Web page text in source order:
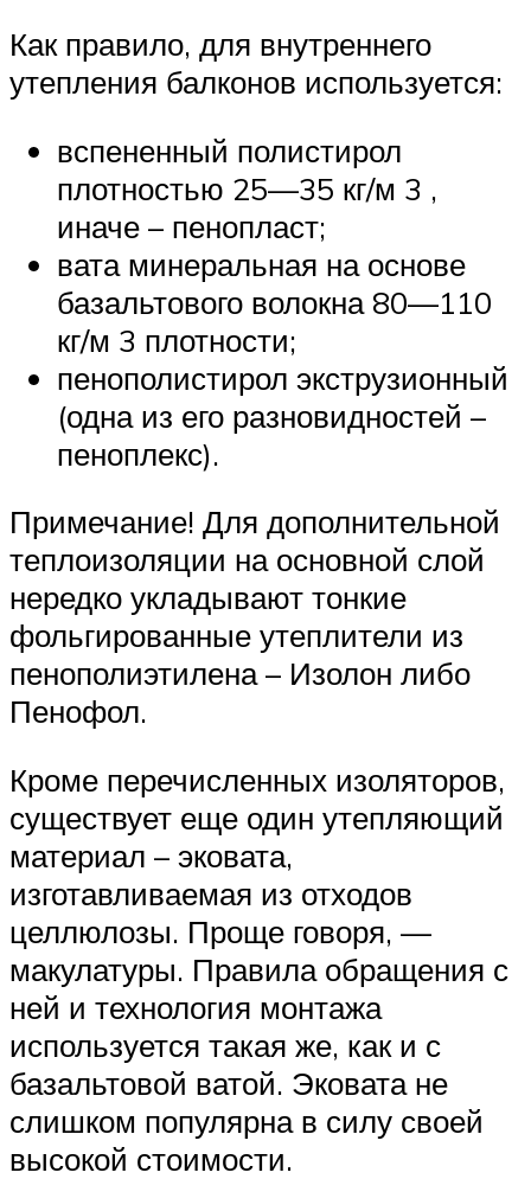
Как правило, для внутреннего
утепления балконов используется:
вспененный полистирол
плотностью 25—35 кг/м 3 ,
иначе – пенопласт;
вата минеральная на основе
базальтового волокна 80—110
кг/м 3 плотности;
пенополистирол экструзионный
(одна из его разновидностей –
пеноплекс).
Примечание! Для дополнительной
теплоизоляции на основной слой
нередко укладывают тонкие
фольгированные утеплители из
пенополиэтилена – Изолон либо
Пенофол.
Кроме перечисленных изоляторов,
существует еще один утепляющий
материал – эковата,
изготавливаемая из отходов
целлюлозы. Проще говоря, —
макулатуры. Правила обращения с
ней и технология монтажа
используется такая же, как и с
базальтовой ватой. Эковата не
слишком популярна в силу своей
высокой стоимости.